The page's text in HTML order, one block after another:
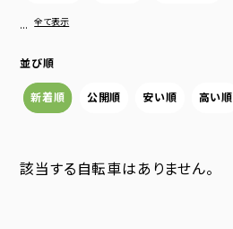
… 全て表示
並び順
新着順 公開順 安い順 高い順
該当する自転車はありません。